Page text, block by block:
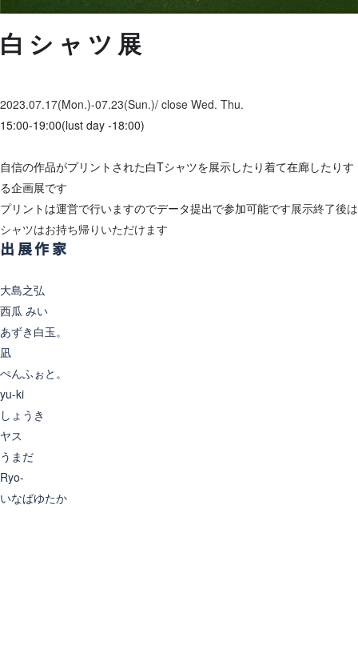
白シャツ展
2023.07.17(Mon.)-07.23(Sun.)/ close Wed. Thu.
15:00-19:00(lust day -18:00)
自信の作品がプリントされた白Tシャツを展示したり着て在廊したりす
る企画展です
プリントは運営で行いますのでデータ提出で参加可能です展示終了後は
シャツはお持ち帰りいただけます
出展作家
大島之弘
西瓜 みい
あずき白玉。
凪
ぺんふぉと。
yu-ki
しょうき
ヤス
うまだ
Ryo-
いなばゆたか